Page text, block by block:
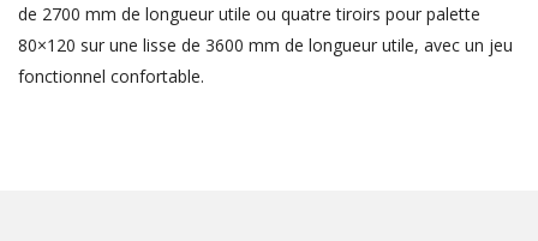
de 2700 mm de longueur utile ou quatre tiroirs pour palette
80×120 sur une lisse de 3600 mm de longueur utile, avec un jeu
fonctionnel confortable.